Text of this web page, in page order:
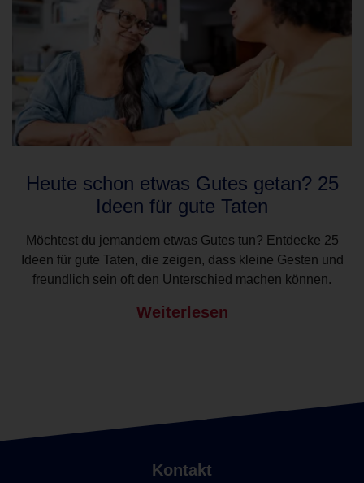
Heute schon etwas Gutes getan? 25
Ideen für gute Taten
Möchtest du jemandem etwas Gutes tun? Entdecke 25
Ideen für gute Taten, die zeigen, dass kleine Gesten und
freundlich sein oft den Unterschied machen können.
Weiterlesen
Kontakt